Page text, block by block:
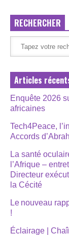
RECHERCHER
Articles
Enquête 2026
africaines
Tech4Peace,
Accords
La santé
l’Afrique –
Directeur
la Cécité
Le nouveau
!
Éclairage |